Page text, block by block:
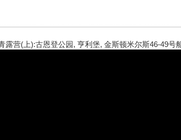
露营(上):古恩登公园, 亨利堡, 金斯顿米尔斯46-49